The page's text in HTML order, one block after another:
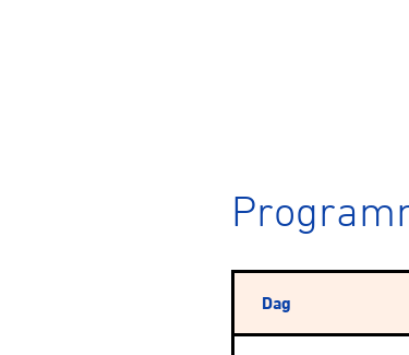
Dag